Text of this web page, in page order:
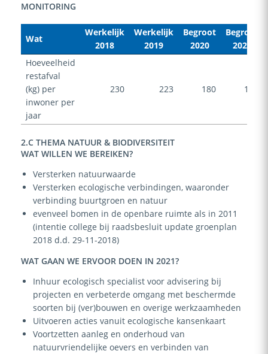
MONITORING
Wat
Werkelijk
2018
Werkelijk
2019
Begroot
2020
Begroot
2021
Hoeveelheid
restafval
(kg) per
inwoner per
jaar
230 223 180 180
2.C THEMA NATUUR & BIODIVERSITEIT
WAT WILLEN WE BEREIKEN?
Versterken natuurwaarde
Versterken ecologische verbindingen, waaronder
verbinding buurtgroen en natuur
evenveel bomen in de openbare ruimte als in 2011
(intentie college bij raadsbesluit update groenplan
2018 d.d. 29-11-2018)
WAT GAAN WE ERVOOR DOEN IN 2021?
Inhuur ecologisch specialist voor advisering bij
projecten en verbeterde omgang met beschermde
soorten bij (ver)bouwen en overige werkzaamheden
Uitvoeren acties vanuit ecologische kansenkaart
Voortzetten aanleg en onderhoud van
natuurvriendelijke oevers en verbinden van